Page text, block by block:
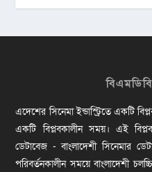
এদেশের সিনেমা ইন্ডাস্ট্রিতে একটি
একটি বিপ্লবকালীন সময়। এই
ডেটাবেজ - বাংলাদেশী সিনেমার
পরিবর্তনকালীন সময়ে বাংলাদেশী